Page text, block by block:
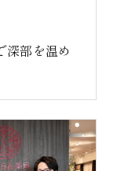
深部を温め